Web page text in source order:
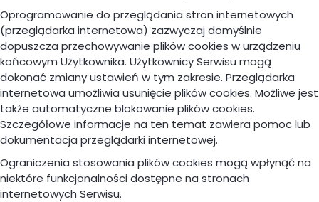
Oprogramowanie do przeglądania stron internetowych
(przeglądarka internetowa) zazwyczaj domyślnie
dopuszcza przechowywanie plików cookies w urządzeniu
końcowym Użytkownika. Użytkownicy Serwisu mogą
dokonać zmiany ustawień w tym zakresie. Przeglądarka
internetowa umożliwia usunięcie plików cookies. Możliwe jest
także automatyczne blokowanie plików cookies.
Szczegółowe informacje na ten temat zawiera pomoc lub
dokumentacja przeglądarki internetowej.
Ograniczenia stosowania plików cookies mogą wpłynąć na
niektóre funkcjonalności dostępne na stronach
internetowych Serwisu.